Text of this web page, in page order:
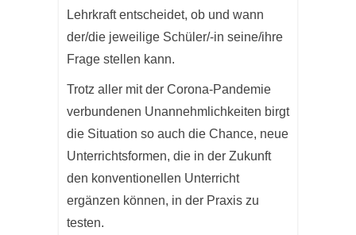
Lehrkraft entscheidet, ob und wann
der/die jeweilige Schüler/-in seine/ihre
Frage stellen kann.
Trotz aller mit der Corona-Pandemie
verbundenen Unannehmlichkeiten birgt
die Situation so auch die Chance, neue
Unterrichtsformen, die in der Zukunft
den konventionellen Unterricht
ergänzen können, in der Praxis zu
testen.